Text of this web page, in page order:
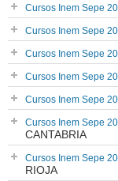
Cursos Inem Sepe
Cursos Inem Sepe
Cursos Inem Sepe
Cursos Inem Sepe
Cursos Inem Sepe
Cursos Inem Sepe
CANTABRIA
Cursos Inem Sepe
RIOJA